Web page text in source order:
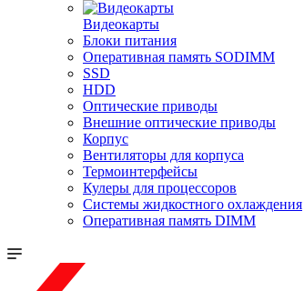
Видеокарты
Блоки питания
Оперативная память SODIMM
SSD
HDD
Оптические приводы
Внешние оптические приводы
Корпус
Вентиляторы для корпуса
Термоинтерфейсы
Кулеры для процессоров
Системы жидкостного охлаждения
Оперативная память DIMM